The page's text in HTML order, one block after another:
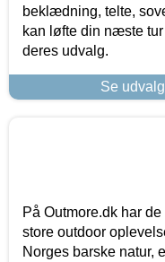
beklædning, telte,
kan løfte din næste
deres udvalg.
Se
På Outmore.dk har
store outdoor
Norges barske natur,